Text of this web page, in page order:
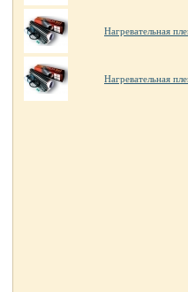
Нагревательная
Нагревательная